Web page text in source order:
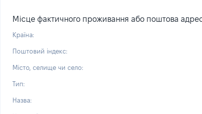
Місце фактичного проживання або поштова
Країна:
Поштовий індекс:
Місто, селище чи село:
Тип:
Назва: